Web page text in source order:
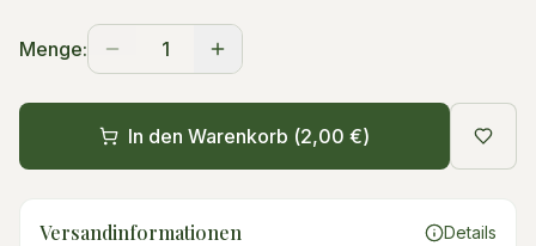
Menge: 1
In den Warenkorb (2,00 €)
Versandinformationen Details